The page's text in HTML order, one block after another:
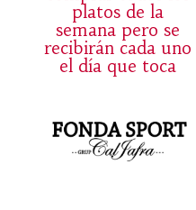
platos de la
semana pero se
recibirán cada uno
el día que toca